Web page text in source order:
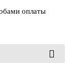
оплаты